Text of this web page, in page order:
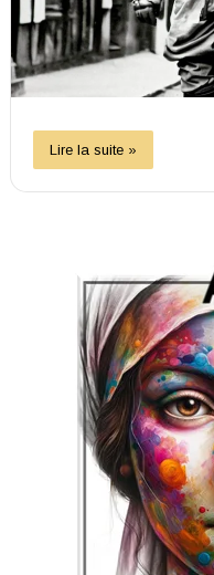
Lire la suite »